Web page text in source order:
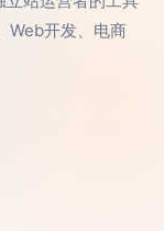
Web开发、电商